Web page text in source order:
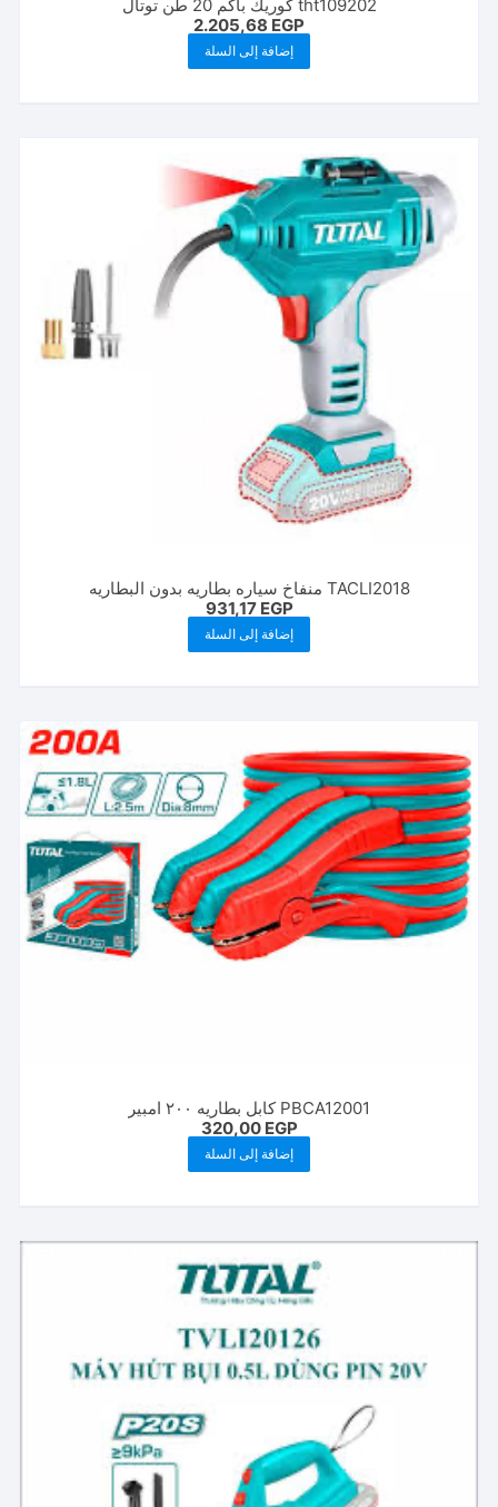
tht109202 كوريك باكم 20 طن توتال
2.205,68 EGP
إضافة إلى السلة
TACLI2018 منفاخ سياره بطاريه بدون البطاريه
931,17 EGP
إضافة إلى السلة
PBCA12001 كابل بطاريه ٢٠٠ امبير
320,00 EGP
إضافة إلى السلة